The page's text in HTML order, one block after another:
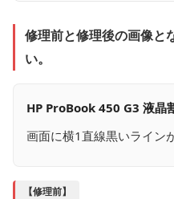
修理前と修理後の画像と
い。
HP ProBook 450 G3 液晶
画面に横1直線黒いライン
【修理前】